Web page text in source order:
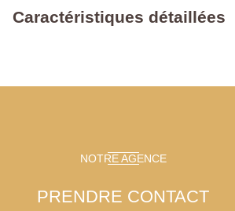
Caractéristiques détaillées
NOTRE AGENCE
PRENDRE CONTACT